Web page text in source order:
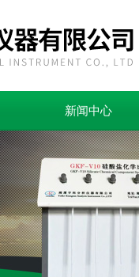
新闻中心